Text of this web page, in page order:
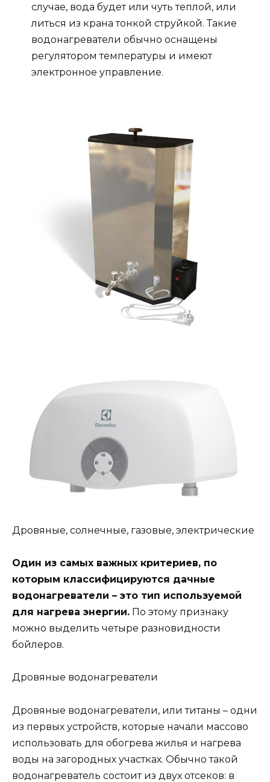
случае, вода будет или чуть теплой, или
литься из крана тонкой струйкой. Такие
водонагреватели обычно оснащены
регулятором температуры и имеют
электронное управление.
Дровяные, солнечные, газовые, электрические
Один из самых важных критериев, по
которым классифицируются дачные
водонагреватели – это тип используемой
для нагрева энергии. По этому признаку
можно выделить четыре разновидности
бойлеров.
Дровяные водонагреватели
Дровяные водонагреватели, или титаны – одни
из первых устройств, которые начали массово
использовать для обогрева жилья и нагрева
воды на загородных участках. Обычно такой
водонагреватель состоит из двух отсеков: в